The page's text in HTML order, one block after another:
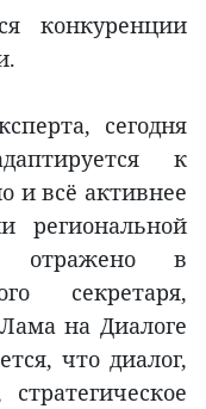
конкуренции
сегодня
к
и всё активнее
региональной
отражено в
секретаря,
на Диалоге
что диалог,